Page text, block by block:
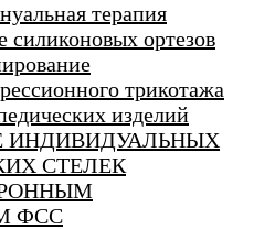
терапия
силиконовых ортезов
трикотажа
изделий
ИНДИВИДУАЛЬНЫХ
СТЕЛЕК
ФСС